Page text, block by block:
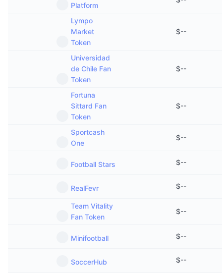
Platform
Lympo
Market
Token
$--
Universidad
de Chile Fan
Token
$--
Fortuna
Sittard Fan
Token
$--
Sportcash
One
$--
Football Stars $--
RealFevr $--
Team Vitality
Fan Token
$--
Minifootball $--
SoccerHub $--